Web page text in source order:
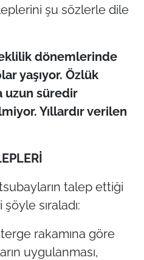
şu sözlerle dile
dönemlerinde
yaşıyor. Özlük
uzun süredir
Yıllardır verilen
talep ettiği
sıraladı:
rakamına göre
uygulanması,